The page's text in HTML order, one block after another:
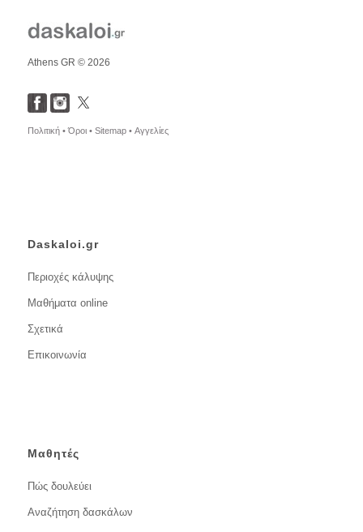
Athens GR © 2026
Πολιτική •Όροι • Sitemap • Αγγελίες
Daskaloi.gr
Περιοχές κάλυψης
Μαθήματα online
Σχετικά
Επικοινωνία
Μαθητές
Πώς δουλεύει
Αναζήτηση δασκάλων